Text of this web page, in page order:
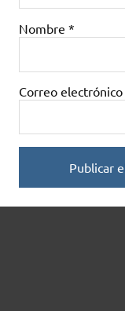
Nombre *
Correo electrónico